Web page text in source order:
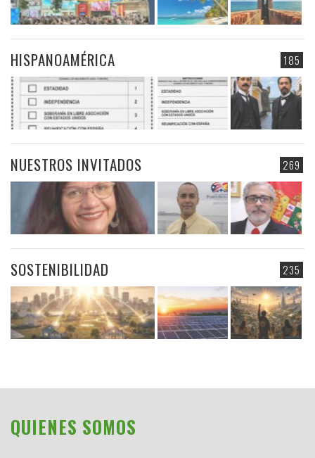
185
HISPANOAMÉRICA
269
NUESTROS INVITADOS
235
SOSTENIBILIDAD
QUIENES SOMOS